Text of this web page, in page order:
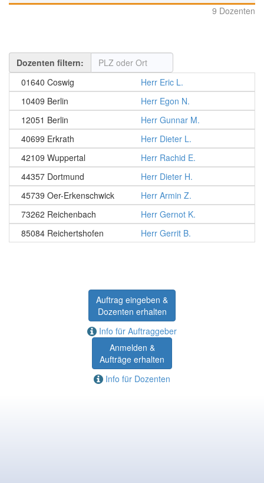
9 Dozenten
Dozenten filtern:
01640 Coswig
Herr Eric L.
10409 Berlin
Herr Egon N.
12051 Berlin
Herr Gunnar M.
40699 Erkrath
Herr Dieter L.
42109 Wuppertal
Herr Rachid E.
44357 Dortmund
Herr Dieter H.
45739 Oer-Erkenschwick
Herr Armin Z.
73262 Reichenbach
Herr Gernot K.
85084 Reichertshofen
Herr Gerrit B.
Auftrag eingeben &
Dozenten erhalten
Info für Auftraggeber
Anmelden &
Aufträge erhalten
Info für Dozenten